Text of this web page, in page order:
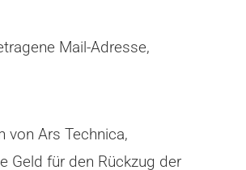
Mail-Adresse,
von Ars Technica,
Geld für den Rückzug der